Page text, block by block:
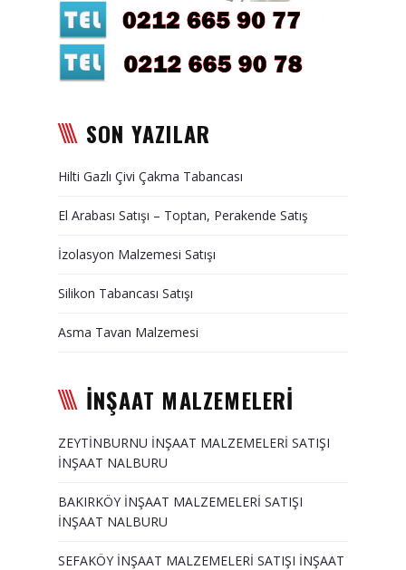
Duvar Paneli, Söve, Dekoratif
Kaplama
BİZE ULAŞIN
SON YAZILAR
Hilti Gazlı Çivi Çakma Tabancası
El Arabası Satışı – Toptan, Perakende Satış
İzolasyon Malzemesi Satışı
Silikon Tabancası Satışı
Asma Tavan Malzemesi
İNŞAAT MALZEMELERİ
ZEYTİNBURNU İNŞAAT MALZEMELERİ SATIŞI
İNŞAAT NALBURU
BAKIRKÖY İNŞAAT MALZEMELERİ SATIŞI
İNŞAAT NALBURU
SEFAKÖY İNŞAAT MALZEMELERİ SATIŞI İNŞAAT